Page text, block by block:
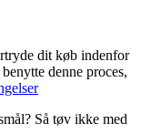
dit køb indenfor
denne proces,
Så tøv ikke med